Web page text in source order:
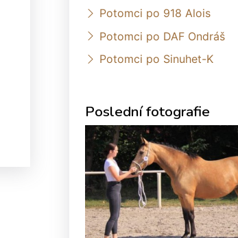
Potomci po 918 Alois
Potomci po DAF Ondráš
Potomci po Sinuhet-K
Poslední fotografie